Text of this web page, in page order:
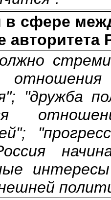
в сфере
авторитета
"дружба